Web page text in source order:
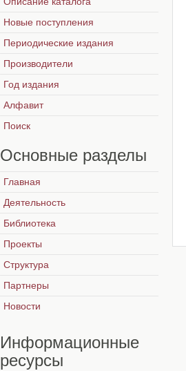
Новые поступления
Периодические издания
Производители
Год издания
Алфавит
Поиск
Основные разделы
Главная
Деятельность
Библиотека
Проекты
Структура
Партнеры
Новости
Информационные
ресурсы